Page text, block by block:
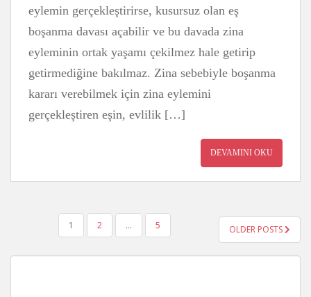
eylemin gerçekleştirirse, kusursuz olan eş
boşanma davası açabilir ve bu davada zina
eyleminin ortak yaşamı çekilmez hale getirip
getirmediğine bakılmaz. Zina sebebiyle boşanma
kararı verebilmek için zina eylemini
gerçekleştiren eşin, evlilik […]
DEVAMINI OKU
GEZINMESI
1 2 … 5 OLDER POSTS